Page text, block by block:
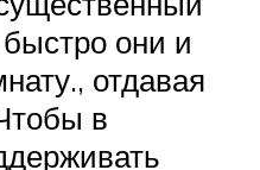
они и
отдавая
в